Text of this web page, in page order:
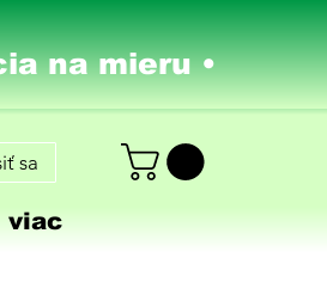
na mieru •
sa
viac